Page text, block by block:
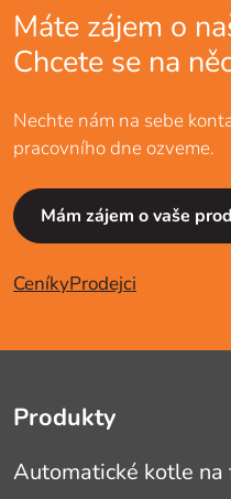
Máte zájem o
Chcete se na
Nechte nám na sebe
pracovního dne ozveme.
Mám zájem o vaše
CeníkyProdejci
Produkty
Automatické kotle na